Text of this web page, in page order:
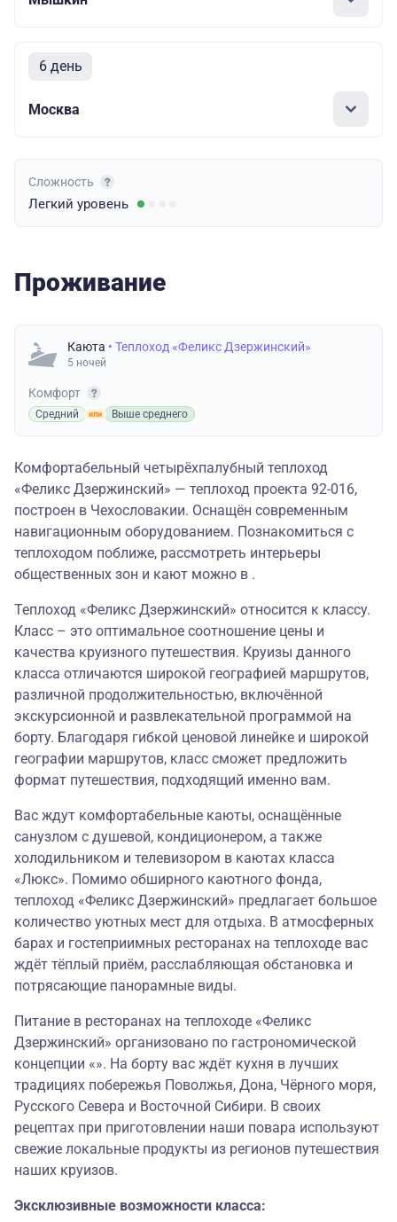
6 день
Москва
Сложность
Легкий уровень
Проживание
Каюта • Теплоход «Феликс Дзержинский»
5 ночей
Комфорт
Средний Выше среднего
Комфортабельный четырёхпалубный теплоход
«Феликс Дзержинский» — теплоход проекта 92-016,
построен в Чехословакии. Оснащён современным
навигационным оборудованием. Познакомиться с
теплоходом поближе, рассмотреть интерьеры
общественных зон и кают можно в .
Теплоход «Феликс Дзержинский» относится к классу.
Класс – это оптимальное соотношение цены и
качества круизного путешествия. Круизы данного
класса отличаются широкой географией маршрутов,
различной продолжительностью, включённой
экскурсионной и развлекательной программой на
борту. Благодаря гибкой ценовой линейке и широкой
географии маршрутов, класс сможет предложить
формат путешествия, подходящий именно вам.
Вас ждут комфортабельные каюты, оснащённые
санузлом с душевой, кондиционером, а также
холодильником и телевизором в каютах класса
«Люкс». Помимо обширного каютного фонда,
теплоход «Феликс Дзержинский» предлагает большое
количество уютных мест для отдыха. В атмосферных
барах и гостеприимных ресторанах на теплоходе вас
ждёт тёплый приём, расслабляющая обстановка и
потрясающие панорамные виды.
Питание в ресторанах на теплоходе «Феликс
Дзержинский» организовано по гастрономической
концепции «». На борту вас ждёт кухня в лучших
традициях побережья Поволжья, Дона, Чёрного моря,
Русского Севера и Восточной Сибири. В своих
рецептах при приготовлении наши повара используют
свежие локальные продукты из регионов путешествия
наших круизов.
Эксклюзивные возможности класса: